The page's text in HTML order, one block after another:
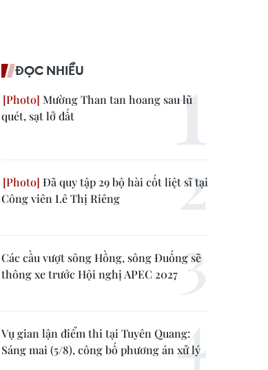
ĐỌC NHIỀU
Mường Than tan hoang sau lũ
quét, sạt lở đất
Đã quy tập 29 bộ hài cốt liệt sĩ tại
Công viên Lê Thị Riêng
Các cầu vượt sông Hồng, sông Đuống sẽ
thông xe trước Hội nghị APEC 2027
Vụ gian lận điểm thi tại Tuyên Quang:
Sáng mai (5/8), công bố phương án xử lý